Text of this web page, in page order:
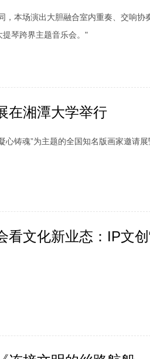
，本场演出大胆融合室内重奏、交响协
琴跨界主题音乐会。"
在湘潭大学举行
铸魂”为主题的全国知名版画家邀请展
看文化新业态：IP文创